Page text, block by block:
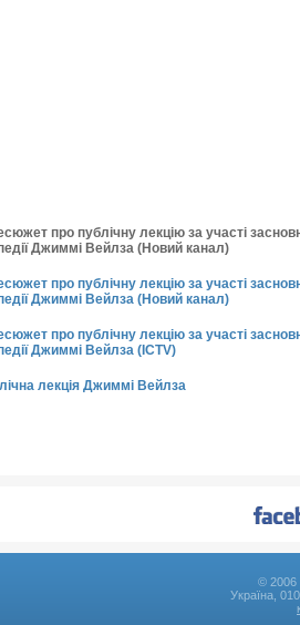
про публічну лекцію за участі
Джиммі Вейлза (Новий канал)
про публічну лекцію за участі
Джиммі Вейлза (Новий канал)
про публічну лекцію за участі
Джиммі Вейлза (ICTV)
лекція Джиммі Вейлза
© 2006
Україна,